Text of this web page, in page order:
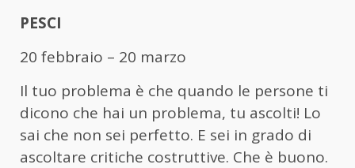
PESCI
20 febbraio – 20 marzo
Il tuo problema è che quando le persone ti
dicono che hai un problema, tu ascolti! Lo
sai che non sei perfetto. E sei in grado di
ascoltare critiche costruttive. Che è buono.